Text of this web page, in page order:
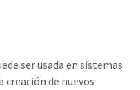
ser usada en sistemas
de nuevos